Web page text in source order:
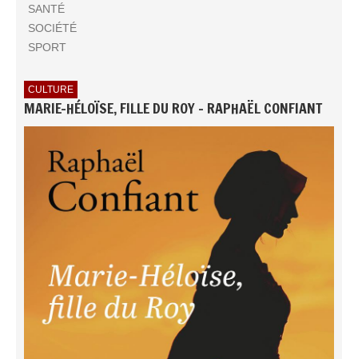
SANTÉ
SOCIÉTÉ
SPORT
CULTURE
MARIE-HÉLOÏSE, FILLE DU ROY - RAPHAËL CONFIANT